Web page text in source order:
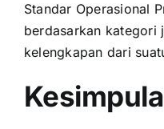
Standar Operasional
berdasarkan kategori
kelengkapan dari